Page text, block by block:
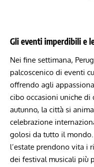
Gli eventi imperdibili e
Nei fine settimana,
palcoscenico‍ di eventi
offrendo agli
cibo occasioni ‍uniche di
autunno, la città si
celebrazione
golosi da tutto il‍
l’estate prendono vita i⁤
dei​ festival musicali più